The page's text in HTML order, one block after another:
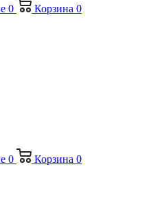
0 Корзина 0
0 Корзина 0